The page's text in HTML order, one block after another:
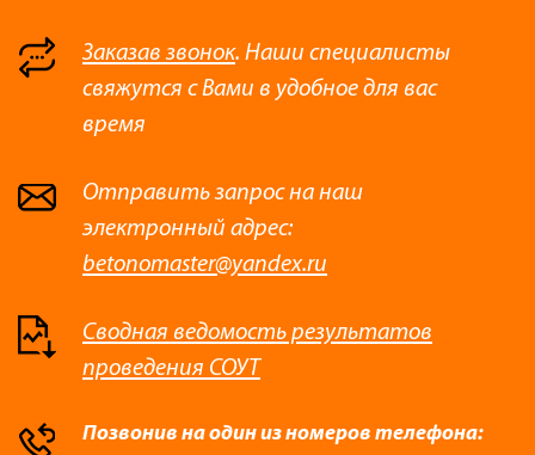
Заказав звонок. Наши специалисты
свяжутся с Вами в удобное для вас
время
Отправить запрос на наш
электронный адрес:
betonomaster@yandex.ru
Сводная ведомость результатов
проведения СОУТ
Позвонив на один из номеров телефона: